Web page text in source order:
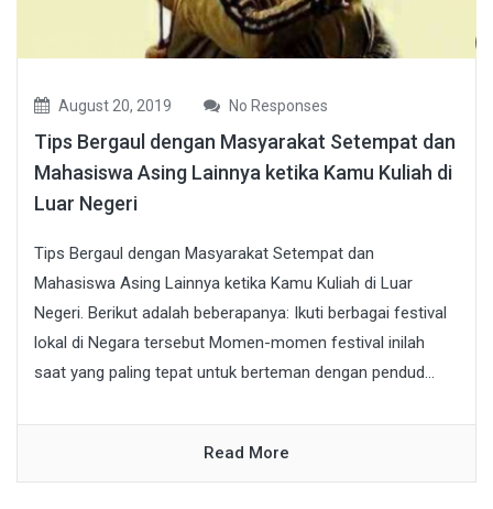
August 20, 2019 No Responses
Tips Bergaul dengan Masyarakat Setempat dan
Mahasiswa Asing Lainnya ketika Kamu Kuliah di
Luar Negeri
Tips Bergaul dengan Masyarakat Setempat dan
Mahasiswa Asing Lainnya ketika Kamu Kuliah di Luar
Negeri. Berikut adalah beberapanya: Ikuti berbagai festival
lokal di Negara tersebut Momen-momen festival inilah
saat yang paling tepat untuk berteman dengan pendud...
Read More